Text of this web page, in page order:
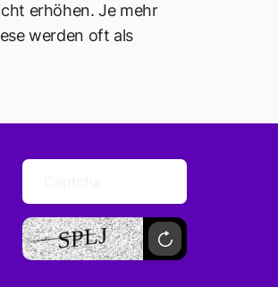
erhöhen. Je mehr
werden oft als